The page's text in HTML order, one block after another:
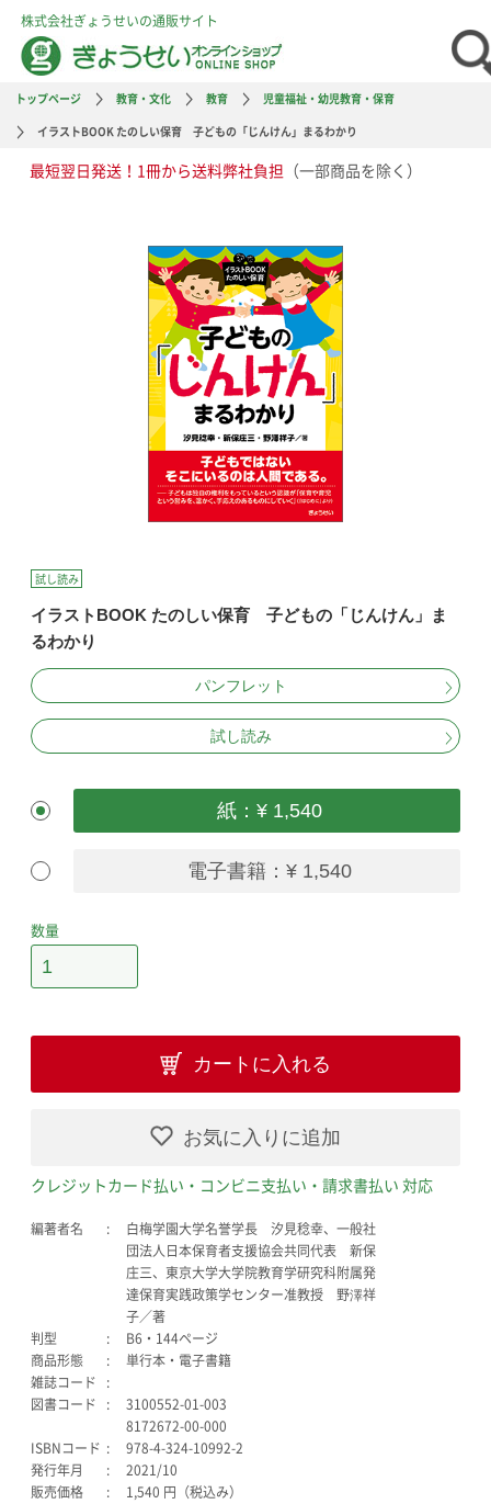
株式会社ぎょうせいの通販サイト
トップページ 教育・文化 教育
児童福祉・幼児教育・保育
イラストBOOK たのしい保育 子どもの「じんけん」まるわかり
最短翌日発送！1冊から送料弊社負担 （一部商品を除く）
試し読み
イラストBOOK たのしい保育 子どもの「じんけん」ま
るわかり
パンフレット
試し読み
紙：¥ 1,540
電子書籍：¥ 1,540
数量
カートに入れる
お気に入りに追加
クレジットカード払い・コンビニ支払い・請求書払い 対応
編著者名
白梅学園大学名誉学長 汐見稔幸、一般社
団法人日本保育者支援協会共同代表 新保
庄三、東京大学大学院教育学研究科附属発
達保育実践政策学センター准教授 野澤祥
子／著
判型
B6・144ページ
商品形態
単行本・電子書籍
雑誌コード
図書コード
3100552-01-003
8172672-00-000
ISBNコード
978-4-324-10992-2
発行年月
2021/10
販売価格
1,540 円（税込み）